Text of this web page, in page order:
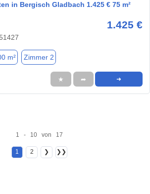
in Bergisch Gladbach 1.425 € 75 m²
1.425 €
m² Zimmer 2
★ ➦ ➜
1 - 10 von 17
1 2 ❯ ❯❯